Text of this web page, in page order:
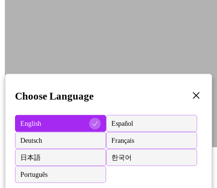
Choose Language
English Español
Deutsch Français
日本語 한국어
Português